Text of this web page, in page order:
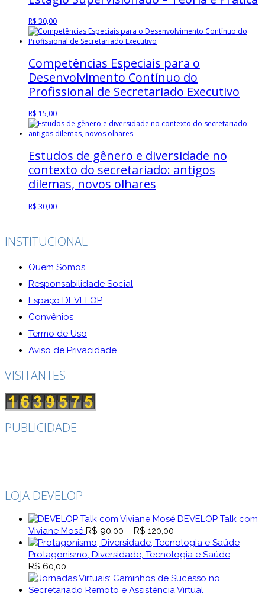
R$ 30,00
Competências Especiais para o
Desenvolvimento Contínuo do
Profissional de Secretariado Executivo
R$ 15,00
Estudos de gênero e diversidade no
contexto do secretariado: antigos
dilemas, novos olhares
R$ 30,00
INSTITUCIONAL
Quem Somos
Responsabilidade Social
Espaço DEVELOP
Convênios
Termo de Uso
Aviso de Privacidade
VISITANTES
PUBLICIDADE
LOJA DEVELOP
DEVELOP Talk com
Viviane Mosé R$ 90,00 – R$ 120,00
de
preço:
através
R$ 120,00
Protagonismo, Diversidade, Tecnologia e Saúde
R$ 60,00